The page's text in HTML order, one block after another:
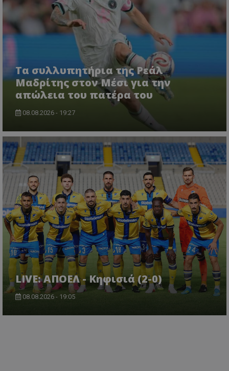
Τα συλλυπητήρια της Ρεάλ
Μαδρίτης στον Μέσι για την
απώλεια του πατέρα του
08.08.2026 - 19:27
LIVE: ΑΠΟΕΛ - Κηφισιά (2-0)
08.08.2026 - 19:05